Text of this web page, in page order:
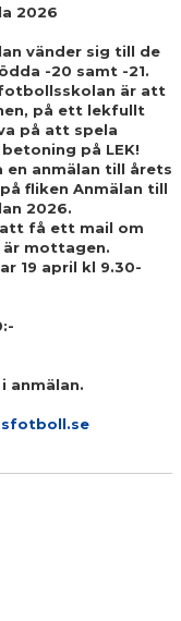
2026
vänder sig till de
-20 samt -21.
är att
på ett lekfullt
på att spela
på LEK!
en anmälan till årets
fliken Anmälan till
2026.
få ett mail om
mottagen.
19 april kl 9.30-
anmälan.